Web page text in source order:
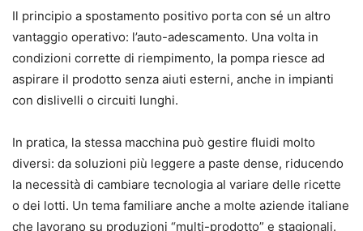
Il principio a spostamento positivo porta con sé un altro
vantaggio operativo: l’auto-adescamento. Una volta in
condizioni corrette di riempimento, la pompa riesce ad
aspirare il prodotto senza aiuti esterni, anche in impianti
con dislivelli o circuiti lunghi.
In pratica, la stessa macchina può gestire fluidi molto
diversi: da soluzioni più leggere a paste dense, riducendo
la necessità di cambiare tecnologia al variare delle ricette
o dei lotti. Un tema familiare anche a molte aziende italiane
che lavorano su produzioni “multi-prodotto” e stagionali.